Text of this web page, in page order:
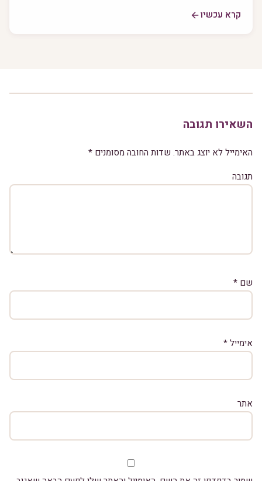
קרא עכשיו
השאירו תגובה
האימייל לא יוצג באתר. שדות החובה מסומנים *
תגובה
שם *
אימייל*
אתר